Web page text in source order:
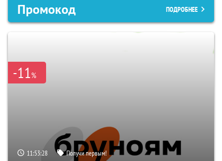
Промокод ПОДРОБНЕЕ
-11%
11:53:27 Получи первым!